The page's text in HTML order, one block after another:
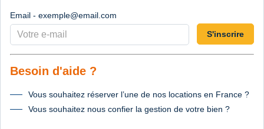
Email - exemple@email.com
S'inscrire
Besoin d'aide ?
Vous souhaitez réserver l’une de nos locations en France ?
Vous souhaitez nous confier la gestion de votre bien ?